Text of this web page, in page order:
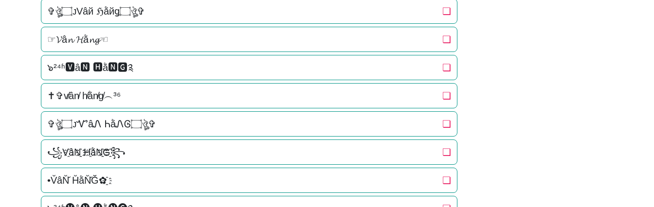
✞ঔৣ۝ᴊVâй ℌằйǥ۝ঔৣ✞ ❏
☞𝓥â𝓷 𝓗ằ𝓷𝓰☜ ❏
๖²⁴ʱ🆅â🅽 🅷ằ🅽🅶༉ ❏
✝✞v̸ân̸ h̸ằn̸g̸︵³⁶ ❏
✞ঔৣ۝ᴊᏉâᏁ ᏂằᏁᎶ۝ঔৣ✞ ❏
꧁V҈âN҈҈ H҈ằN҈҈G҈҈꧂ ❏
•V̆âN̆̆ H̆ằN̆̆Ğ̆✿҈ ❏